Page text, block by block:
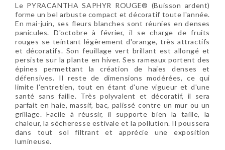
Le PYRACANTHA SAPHYR ROUGE® (Buisson ardent)
forme un bel arbuste compact et décoratif toute l'année.
En mai-juin, ses fleurs blanches sont réunies en denses
panicules. D'octobre à février, il se charge de fruits
rouges se teintant légèrement d'orange, très attractifs
et décoratifs. Son feuillage vert brillant est allongé et
persiste sur la plante en hiver. Ses rameaux portent des
épines permettant la création de haies denses et
défensives. Il reste de dimensions modérées, ce qui
limite l'entretien, tout en étant d'une vigueur et d'une
santé sans faille. Très polyvalent et décoratif, il sera
parfait en haie, massif, bac, palissé contre un mur ou un
grillage. Facile à réussir, il supporte bien la taille, la
chaleur, la sécheresse estivale et la pollution. Il poussera
dans tout sol filtrant et apprécie une exposition
lumineuse.